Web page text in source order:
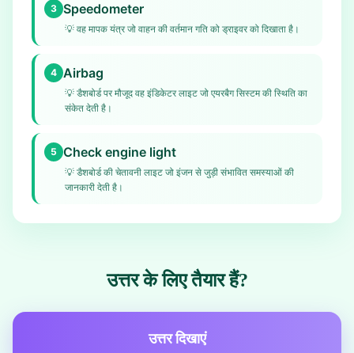
3 Speedometer
💡 वह मापक यंत्र जो वाहन की वर्तमान गति को ड्राइवर को दिखाता है।
4 Airbag
💡 डैशबोर्ड पर मौजूद वह इंडिकेटर लाइट जो एयरबैग सिस्टम की स्थिति का
संकेत देती है।
5 Check engine light
💡 डैशबोर्ड की चेतावनी लाइट जो इंजन से जुड़ी संभावित समस्याओं की
जानकारी देती है।
उत्तर के लिए तैयार हैं?
उत्तर दिखाएं